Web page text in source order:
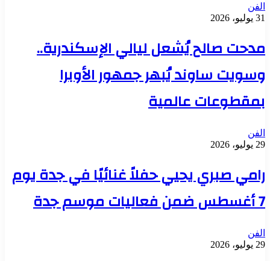
الفن
31 يوليو، 2026
مدحت صالح يُشعل ليالي الإسكندرية..
وسويت ساوند يُبهر جمهور الأوبرا
بمقطوعات عالمية
الفن
29 يوليو، 2026
رامي صبري يحيي حفلاً غنائيًا في جدة يوم
7 أغسطس ضمن فعاليات موسم جدة
الفن
29 يوليو، 2026